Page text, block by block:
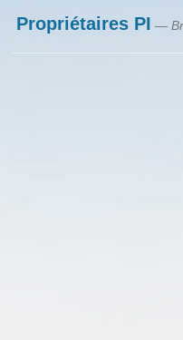
Propriétaires PI —